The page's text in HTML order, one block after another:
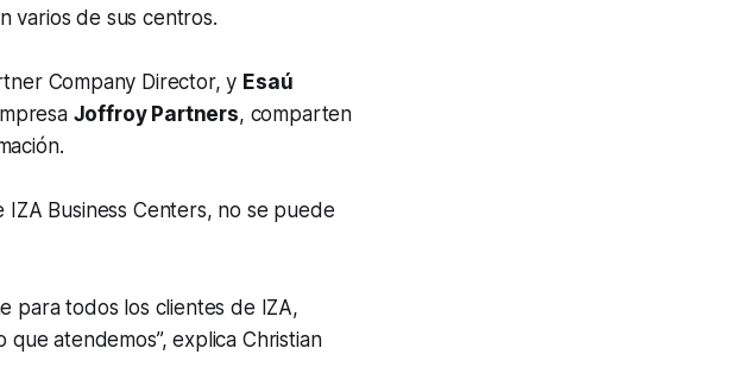
varios de sus centros.
Company Director, y Esaú
Joffroy Partners, comparten
Business Centers, no se puede
para todos los clientes de IZA,
atendemos”, explica Christian